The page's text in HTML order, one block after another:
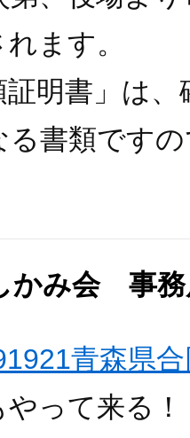
ます。
明書」は、
る書類です
かみ会 事務
青森県
やって来る